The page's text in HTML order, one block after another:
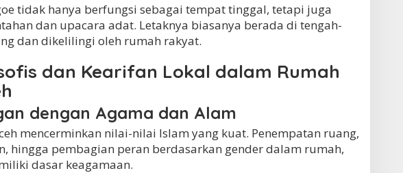
tidak hanya berfungsi sebagai tempat tinggal, tetapi juga
dan upacara adat. Letaknya biasanya berada di tengah-
dan dikelilingi oleh rumah rakyat.
dan Kearifan Lokal dalam Rumah
dengan Agama dan Alam
mencerminkan nilai-nilai Islam yang kuat. Penempatan ruang,
hingga pembagian peran berdasarkan gender dalam rumah,
dasar keagamaan.